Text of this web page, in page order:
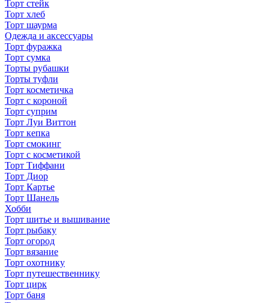
Торт стейк
Торт хлеб
Торт шаурма
Одежда и аксессуары
Торт фуражка
Торт сумка
Торты рубашки
Торты туфли
Торт косметичка
Торт с короной
Торт суприм
Торт Луи Виттон
Торт кепка
Торт смокинг
Торт с косметикой
Торт Тиффани
Торт Диор
Торт Картье
Торт Шанель
Хобби
Торт шитье и вышивание
Торт рыбаку
Торт огород
Торт вязание
Торт охотнику
Торт путешественнику
Торт цирк
Торт баня